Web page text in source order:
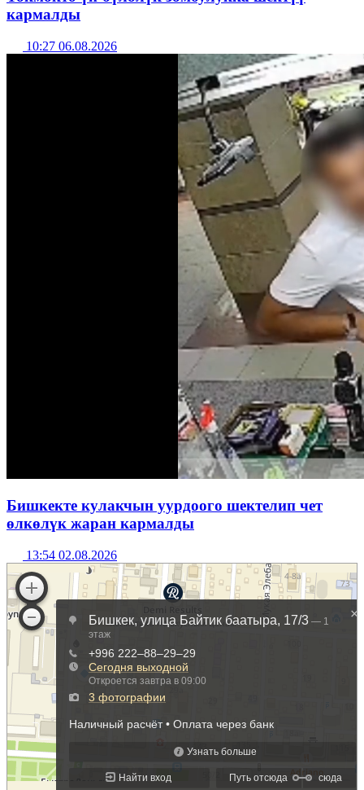
кармалды
10:27 06.08.2026
Бишкекте кулакчын уурдоого шектелип чет
өлкөлүк жаран кармалды
13:54 02.08.2026